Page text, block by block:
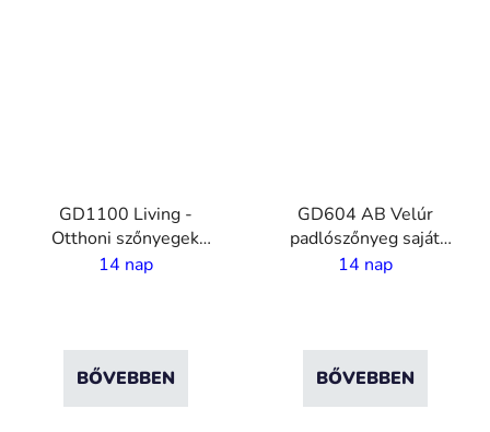
GD1100 Living -
Otthoni szőnyegek
nyomtatással - 5,5 mm
14 nap
BŐVEBBEN
GD604 AB Velúr
padlószőnyeg saját
nyomattatásal- 4 m
14 nap
BŐVEBBEN